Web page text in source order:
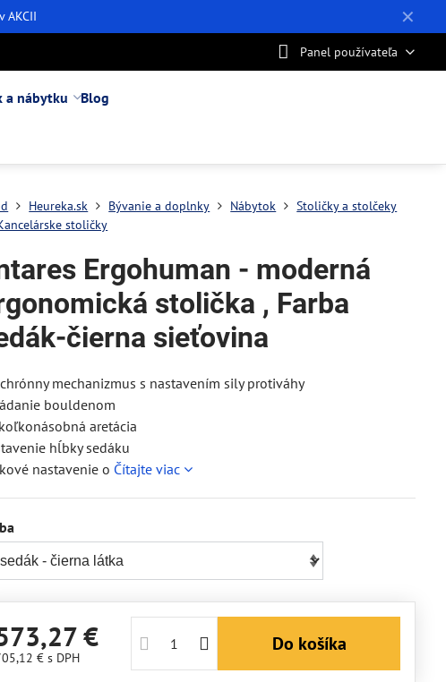
✕
AKCII
Panel používateľa
a nábytku Blog
Heureka.sk Bývanie a doplnky Nábytok
Stoličky a stolčeky
stoličky
Ergohuman - moderná
stolička , Farba
čierna sieťovina
mechanizmus s nastavením sily protiváhy
bouldenom
aretácia
hĺbky sedáku
nastavenie o Čítajte viac
€
€s DPH
Do košíka